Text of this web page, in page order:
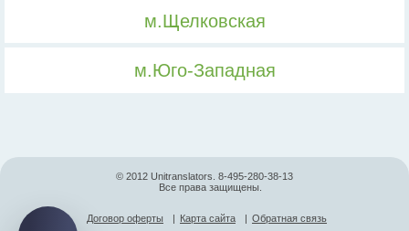
м.Щелковская
м.Юго-Западная
© 2012 Unitranslators. 8-495-280-38-13
Все права защищены.
Договор оферты | Карта сайта | Обратная связь